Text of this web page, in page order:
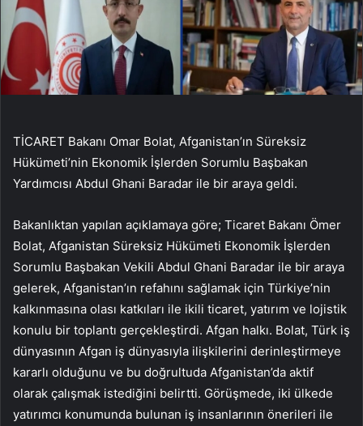
TİCARET Bakanı Omar Bolat, Afganistan’ın Süreksiz
Hükümeti’nin Ekonomik İşlerden Sorumlu Başbakan
Yardımcısı Abdul Ghani Baradar ile bir araya geldi.
Bakanlıktan yapılan açıklamaya göre; Ticaret Bakanı Ömer
Bolat, Afganistan Süreksiz Hükümeti Ekonomik İşlerden
Sorumlu Başbakan Vekili Abdul Ghani Baradar ile bir araya
gelerek, Afganistan’ın refahını sağlamak için Türkiye’nin
kalkınmasına olası katkıları ile ikili ticaret, yatırım ve lojistik
konulu bir toplantı gerçekleştirdi. Afgan halkı. Bolat, Türk iş
dünyasının Afgan iş dünyasıyla ilişkilerini derinleştirmeye
kararlı olduğunu ve bu doğrultuda Afganistan’da aktif
olarak çalışmak istediğini belirtti. Görüşmede, iki ülkede
yatırımcı konumunda bulunan iş insanlarının önerileri ile